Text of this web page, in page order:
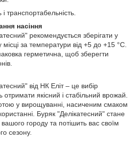
і транспортабельність.
насіння
рекомендується зберігати у
за температури від +5 до +15 °C.
герметична, щоб зберегти
від НК Еліт – це вибір
отримати якісний і стабільний врожай.
у вирощуванні, насиченим смаком
Буряк "Делікатесний" стане
городу та потішить вас своїм
сезону.